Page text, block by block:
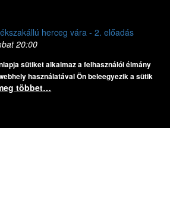
herceg vára - 2. előadás
20:00
herceg vára
- Mozart Requiem Pesterzsébeten
sütiket alkalmaz a felhasználói élmány
használatával Ön beleegyezik a sütik
többet…